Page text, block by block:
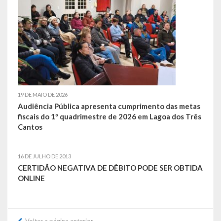
Obras, Serviços Urbanos e Trânsito
Saúde
Cultura
Histórias
A História da Comunidade Católica Nossa Senhora de Lourdes
de Vila Seca
A história da Comunidade Católica São Paulo de Lagoa dos Três
Cantos
A história marcante do Grêmio Esportivo Lagoense: uma história
19 DE MAIO DE 2026
Audiência Pública apresenta cumprimento das metas
fiscais do 1º quadrimestre de 2026 em Lagoa dos Três
Cantos
16 DE JULHO DE 2013
CERTIDÃO NEGATIVA DE DÉBITO PODE SER OBTIDA
ONLINE